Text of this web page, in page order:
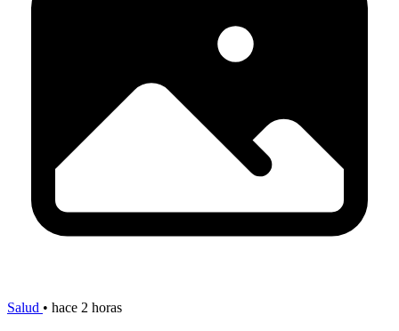
Salud • hace 2 horas